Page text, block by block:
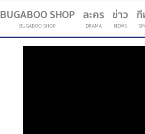
BUGABOO SHOP
BUGABOO SHOP
ละคร
DRAMA
ข่าว
NEWS